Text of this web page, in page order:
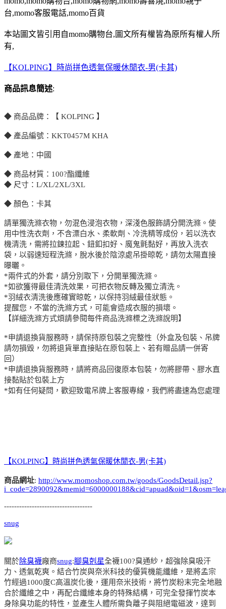
台,momo客服電話,momo百貨
本站圖文皆引用自momo購物台,圖文所有權皆為原所有權人所
有,
【KOLPING】時尚拼色透氣保暖休閒衣-男(卡其)
商品訊息簡述:
◆ 商品品牌：【 KOLPING 】
◆ 產品編號：KKT0457M KHA
◆ 產地：中國
◆ 商品材質：100?酯纖維
◆ 尺寸：L/XL/2XL/3XL
◆ 顏色：卡其
請單獨洗滌衣物，勿混色浸泡衣物，深淺色服飾請分開洗滌。使
用中性洗衣劑，不含漂白水、柔軟劑、冷洗精等成份，若以洗衣
機清洗，需將拉鍊拉起、鈕釦扣好、魔鬼氈黏好，再放入洗衣
袋，以弱速短程洗滌，脫水後於陰涼處吊掛晾乾，請勿太陽直接
曝曬。
*兩件式的外套，請分別取下，分開單獨洗滌。
*如欲獲得最佳清洗效果，可把衣物反轉及獨立清洗。
*羽絨衣清洗後應確實晾乾，以保持羽絨最佳狀態。
提醒您，不當的洗滌方式，可能會造成衣服的損壞。
【詳細洗滌方式煩請參閱每件商品洗滌標之洗滌說明】
*申請退換貨服務時，請保持原包裝之完整性（外盒及包裝、吊牌
請勿損毀，勿將退貨單直接貼在原包裝上、若有贈品請一併寄
回）
*申請退換貨服務時，請將商品回復原本包裝，勿將膠帶、膠水直
接黏貼於包裝上方
*如有任何疑問，歡迎致電吊牌上客服專線，我們將盡速為您處理
【KOLPING】時尚拼色透氣保暖休閒衣-男(卡其)
商品網址: http://www.momoshop.com.tw/goods/GoodsDetail.jsp?
-----------------------------------
snug
關於除臭襪廠商snug:腳臭剋星全襪100?臭通紗，超強除臭吸汗
力、透氣乾爽。結合竹炭與奈米科技的優質機能纖維，是將孟宗
竹經過1000度C高溫炭化後，運用奈米技術，將竹炭粉末完全地融
合於纖維之中，再配合纖維本身的特殊結構，可完全發揮竹炭本
身除臭功能的特性，並產生人體所需負離子與阻絕電磁波，達到